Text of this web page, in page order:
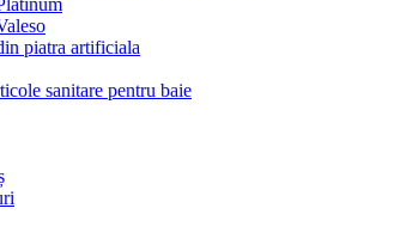
piatra artificiala
sanitare pentru baie